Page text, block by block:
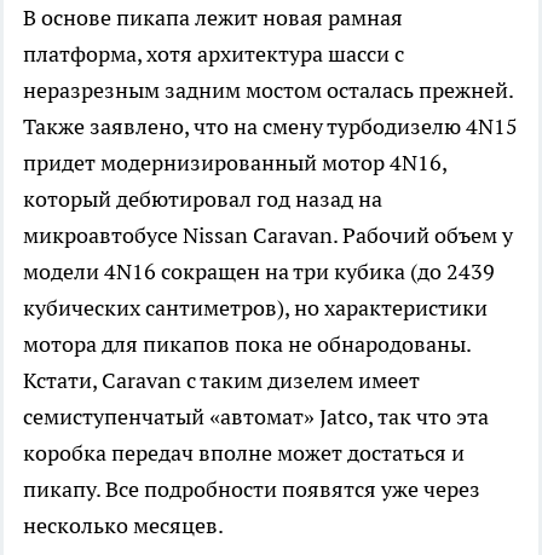
В основе пикапа лежит новая рамная
платформа, хотя архитектура шасси с
неразрезным задним мостом осталась прежней.
Также заявлено, что на смену турбодизелю 4N15
придет модернизированный мотор 4N16,
который дебютировал год назад на
микроавтобусе Nissan Caravan. Рабочий объем у
модели 4N16 сокращен на три кубика (до 2439
кубических сантиметров), но характеристики
мотора для пикапов пока не обнародованы.
Кстати, Caravan с таким дизелем имеет
семиступенчатый «автомат» Jatco, так что эта
коробка передач вполне может достаться и
пикапу. Все подробности появятся уже через
несколько месяцев.